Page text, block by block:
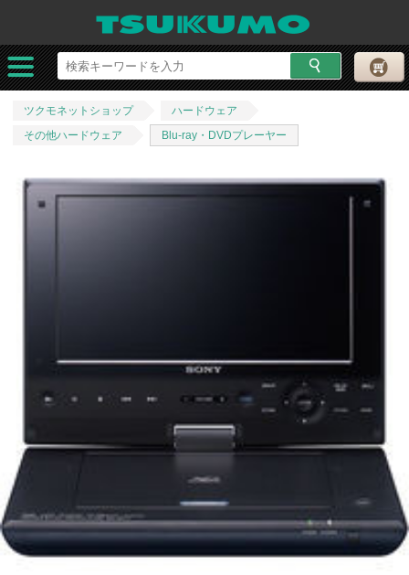
ツクモネットショップ
ハードウェア
その他ハードウェア
Blu-ray・DVDプレーヤー